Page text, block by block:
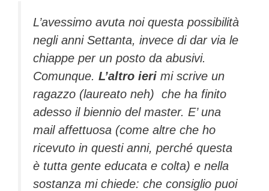
o
o
k
s
n
m p
p
di
L’avessimo avuta noi questa possibilità
negli anni Settanta, invece di dar via le
chiappe per un posto da abusivi.
Comunque. L’altro ieri mi scrive un
ragazzo (laureato neh) che ha finito
adesso il biennio del master. E’ una
mail affettuosa (come altre che ho
ricevuto in questi anni, perché questa
è tutta gente educata e colta) e nella
sostanza mi chiede: che consiglio puoi